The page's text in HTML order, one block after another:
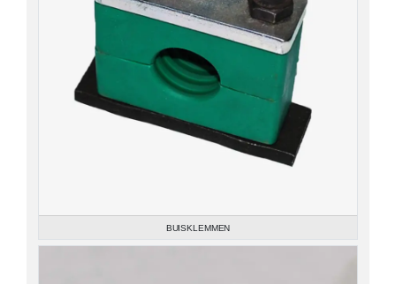
BUISKLEMMEN